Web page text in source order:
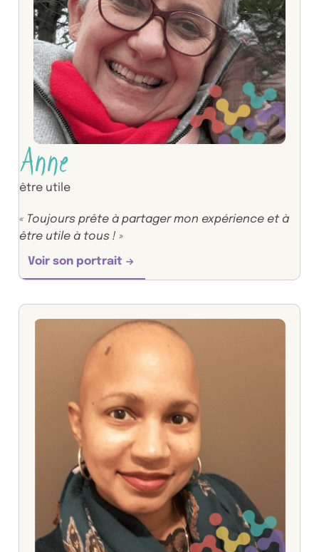
Anne
être utile
« Toujours prête à partager mon expérience et à
être utile à tous ! »
Voir son portrait